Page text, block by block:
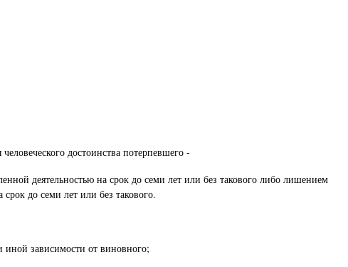
достоинства потерпевшего -
деятельностью на срок до семи лет или без такового либо лишением
до семи лет или без такового.
зависимости от виновного;